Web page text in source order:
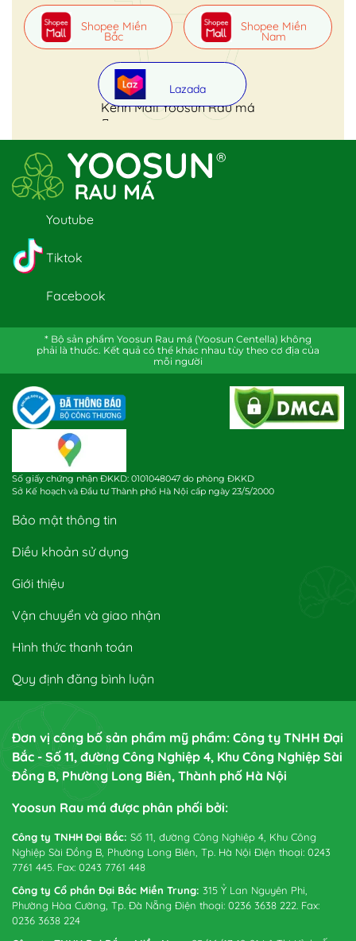
Kênh Mall Yoosun Rau má
Shopee Miền
Bắc
Shopee Miền
Nam
Lazada
Youtube
Tiktok
Facebook
* Bộ sản phẩm Yoosun Rau má (Yoosun Centella) không
phải là thuốc. Kết quả có thể khác nhau tùy theo cơ địa của
mỗi người
Số giấy chứng nhận ĐKKD: 0101048047 do phòng ĐKKD
Sở Kế hoạch và Đầu tư Thành phố Hà Nội cấp ngày 23/5/2000
Bảo mật thông tin
Điều khoản sử dụng
Giới thiệu
Vận chuyển và giao nhận
Hình thức thanh toán
Quy định đăng bình luận
Đơn vị công bố sản phẩm mỹ phẩm: Công ty TNHH Đại
Bắc - Số 11, đường Công Nghiệp 4, Khu Công Nghiệp Sài
Đồng B, Phường Long Biên, Thành phố Hà Nội
Yoosun Rau má được phân phối bởi:
Công ty TNHH Đại Bắc: Số 11, đường Công Nghiệp 4, Khu Công
Nghiệp Sài Đồng B, Phường Long Biên, Tp. Hà Nội Điện thoại: 0243
7761 445. Fax: 0243 7761 448
Công ty Cổ phần Đại Bắc Miền Trung: 315 Ỷ Lan Nguyên Phi,
Phường Hòa Cường, Tp. Đà Nẵng Điện thoại: 0236 3638 222. Fax:
0236 3638 224